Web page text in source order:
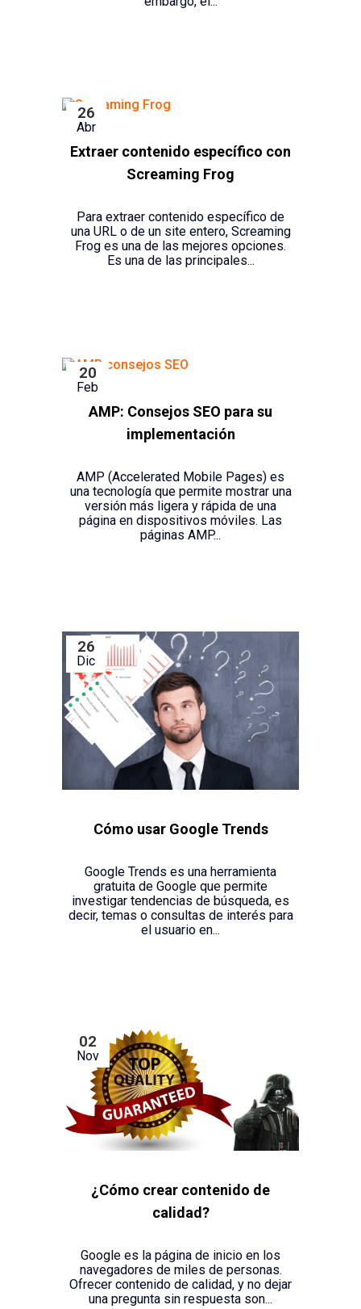
26
Abr
Extraer contenido específico con
Screaming Frog
Para extraer contenido específico de
una URL o de un site entero, Screaming
Frog es una de las mejores opciones.
Es una de las principales...
20
Feb
AMP: Consejos SEO para su
implementación
AMP (Accelerated Mobile Pages) es
una tecnología que permite mostrar una
versión más ligera y rápida de una
página en dispositivos móviles. Las
páginas AMP...
26
Dic
Cómo usar Google Trends
Google Trends es una herramienta
gratuita de Google que permite
investigar tendencias de búsqueda, es
decir, temas o consultas de interés para
el usuario en...
02
Nov
¿Cómo crear contenido de
calidad?
Google es la página de inicio en los
navegadores de miles de personas.
Ofrecer contenido de calidad, y no dejar
una pregunta sin respuesta son...